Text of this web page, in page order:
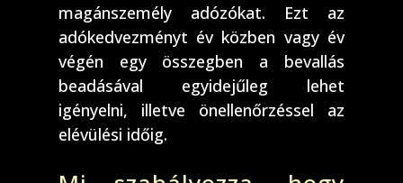
magánszemély adózókat. Ezt az
adókedvezményt év közben vagy év
végén egy összegben a bevallás
beadásával egyidejűleg lehet
igényelni, illetve önellenőrzéssel az
elévülési időig.